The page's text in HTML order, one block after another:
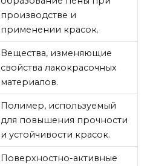
производстве и
применении красок.
Вещества, изменяющие
свойства лакокрасочных
материалов.
Полимер, используемый
для повышения прочности
и устойчивости красок.
Поверхностно-активные